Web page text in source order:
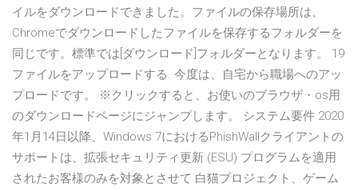
イルをダウンロードできました。ファイルの保存場所は、
Chromeでダウンロードしたファイルを保存するフォルダーを
同じです。標準では[ダウンロード]フォルダーとなります。 19
ファイルをアップロードする. 今度は、自宅から職場へのアッ
プロードです。 ※クリックすると、お使いのブラウザ・os用
のダウンロードページにジャンプします。 システム要件 2020
年1月14日以降、Windows 7におけるPhishWallクライアントの
サポートは、拡張セキュリティ更新 (ESU) プログラムを適用
されたお客様のみを対象とさせて 白猫プロジェクト、ゲーム